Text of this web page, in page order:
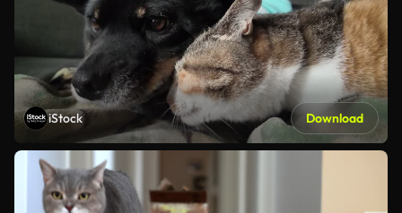
iStock Download